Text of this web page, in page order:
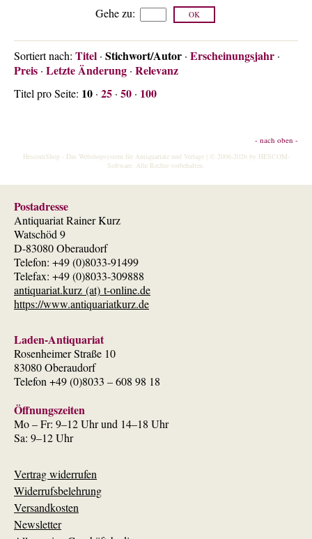
Widerrufsrecht
Datenschutz
Gehe zu:
Sortiert nach: Titel · Stichwort/Autor · Erscheinungsjahr ·
Preis · Letzte Änderung · Relevanz
Titel pro Seite: 10 · 25 · 50 · 100
- nach oben -
HescomShop- Das Webshopsystem für Antiquariate und Verlage | © 2006-2026 by HESCOM-
Software. Alle Rechte vorbehalten.
Postadresse
Antiquariat Rainer Kurz
Watschöd 9
D-83080 Oberaudorf
Telefon: +49 (0)8033-91499
Telefax: +49 (0)8033-309888
antiquariat.kurz (at) t-online.de
https://www.antiquariatkurz.de
Laden-Antiquariat
Rosenheimer Straße 10
83080 Oberaudorf
Telefon +49 (0)8033 – 608 98 18
Öffnungszeiten
Mo – Fr: 9–12 Uhr und 14–18 Uhr
Sa: 9–12 Uhr
Vertrag widerrufen
Widerrufsbelehrung
Versandkosten
Newsletter